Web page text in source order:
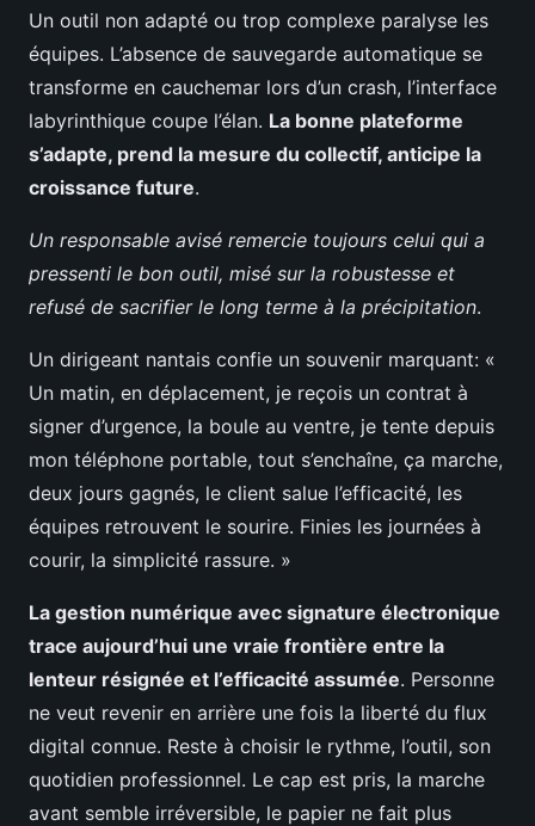
Un outil non adapté ou trop complexe paralyse les
équipes. L’absence de sauvegarde automatique se
transforme en cauchemar lors d’un crash, l’interface
labyrinthique coupe l’élan. La bonne plateforme
s’adapte, prend la mesure du collectif, anticipe la
croissance future.
Un responsable avisé remercie toujours celui qui a
pressenti le bon outil, misé sur la robustesse et
refusé de sacrifier le long terme à la précipitation.
Un dirigeant nantais confie un souvenir marquant: «
Un matin, en déplacement, je reçois un contrat à
signer d’urgence, la boule au ventre, je tente depuis
mon téléphone portable, tout s’enchaîne, ça marche,
deux jours gagnés, le client salue l’efficacité, les
équipes retrouvent le sourire. Finies les journées à
courir, la simplicité rassure. »
La gestion numérique avec signature électronique
trace aujourd’hui une vraie frontière entre la
lenteur résignée et l’efficacité assumée. Personne
ne veut revenir en arrière une fois la liberté du flux
digital connue. Reste à choisir le rythme, l’outil, son
quotidien professionnel. Le cap est pris, la marche
avant semble irréversible, le papier ne fait plus